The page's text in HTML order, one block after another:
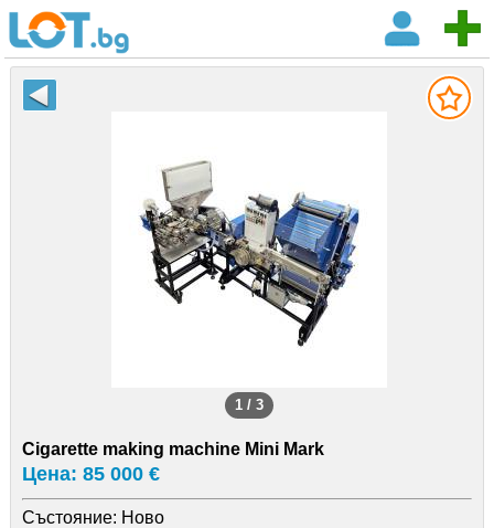
1 / 3
Cigarette making machine Mini Mark
Цена: 85 000 €
Състояние: Ново